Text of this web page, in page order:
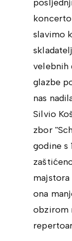
slavimo
velebnih
glazbe
nas
Silvio
zbor
godine s
majstora
ona
obzirom